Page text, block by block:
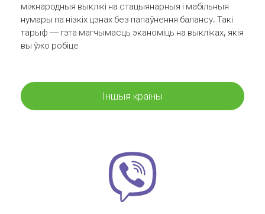
міжнародныя выклікі на стацыянарныя і мабільныя
нумары па нізкіх цэнах без папаўнення балансу. Такі
тарыф — гэта магчымасць эканоміць на выкліках, якія
вы ўжо робіце
Іншыя краіны